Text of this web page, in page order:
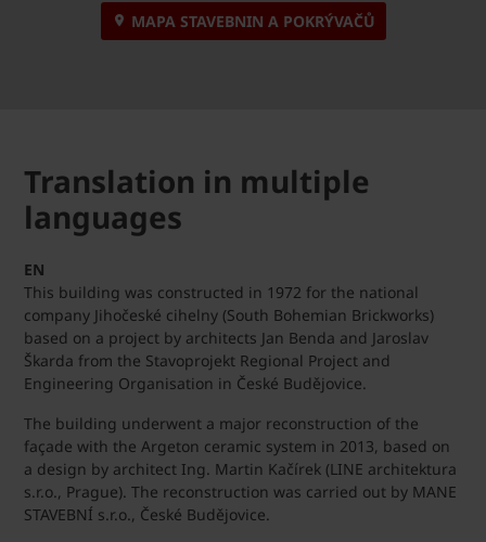
MAPA STAVEBNIN A POKRÝVAČŮ
Translation in multiple
languages
EN
This building was constructed in 1972 for the national
company Jihočeské cihelny (South Bohemian Brickworks)
based on a project by architects Jan Benda and Jaroslav
Škarda from the Stavoprojekt Regional Project and
Engineering Organisation in České Budějovice.
The building underwent a major reconstruction of the
façade with the Argeton ceramic system in 2013, based on
a design by architect Ing. Martin Kačírek (LINE architektura
s.r.o., Prague). The reconstruction was carried out by MANE
STAVEBNÍ s.r.o., České Budějovice.